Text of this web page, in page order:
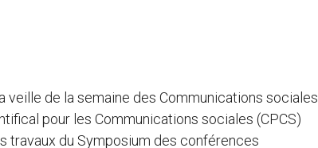
veille de la semaine des Communications sociales
pour les Communications sociales (CPCS)
travaux du Symposium des conférences